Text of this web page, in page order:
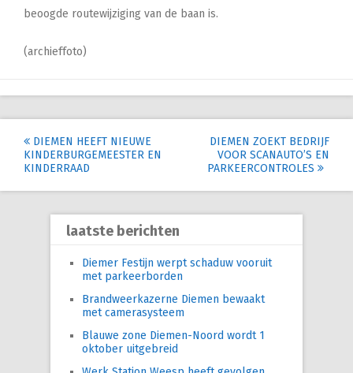
beoogde routewijziging van de baan is.
(archieffoto)
Post
navigation
DIEMEN HEEFT NIEUWE
KINDERBURGEMEESTER EN
KINDERRAAD
DIEMEN ZOEKT BEDRIJF
VOOR SCANAUTO’S EN
PARKEERCONTROLES
laatste berichten
Diemer Festijn werpt schaduw vooruit
met parkeerborden
Brandweerkazerne Diemen bewaakt
met camerasysteem
Blauwe zone Diemen-Noord wordt 1
oktober uitgebreid